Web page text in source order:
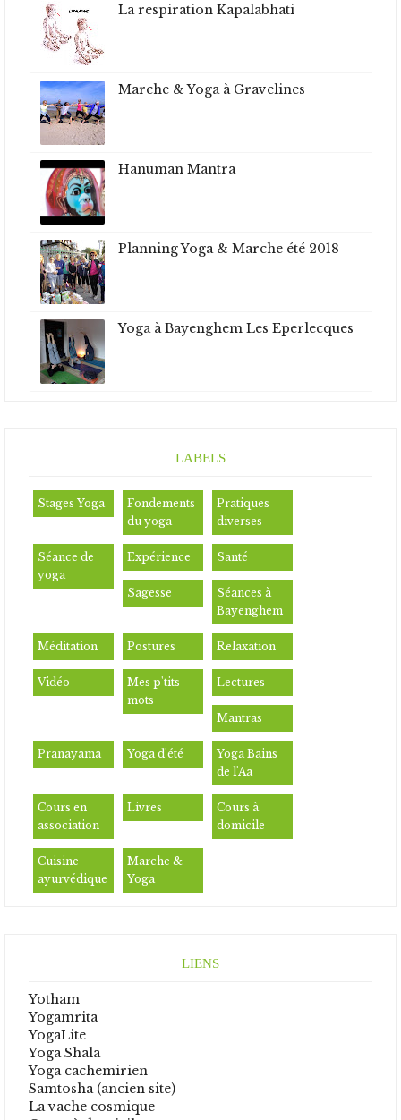
La respiration Kapalabhati
Marche & Yoga à Gravelines
Hanuman Mantra
Planning Yoga & Marche été 2018
Yoga à Bayenghem Les Eperlecques
LABELS
Stages Yoga
Fondements
du yoga
Pratiques
diverses
Séance de
yoga
Expérience Santé
Sagesse
Séances à
Bayenghem
Méditation Postures Relaxation
Vidéo
Mes p'tits
mots
Lectures
Mantras
Pranayama Yoga d'été
Yoga Bains
de l'Aa
Cours en
association
Livres
Cours à
domicile
Cuisine
ayurvédique
Marche &
Yoga
LIENS
Yotham
Yogamrita
YogaLite
Yoga Shala
Yoga cachemirien
Samtosha (ancien site)
La vache cosmique